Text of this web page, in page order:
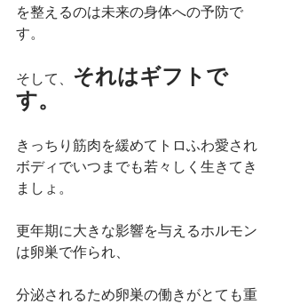
を整えるのは未来の身体への予防で
す。
そして、 それはギフトで
す。
きっちり筋肉を緩めてトロふわ愛され
ボディでいつまでも若々しく生きてき
ましょ。
更年期に大きな影響を与えるホルモン
は卵巣で作られ、
分泌されるため卵巣の働きがとても重